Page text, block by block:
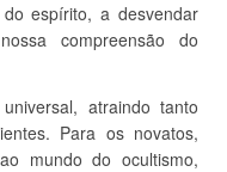
espírito, a desvendar
compreensão do
atraindo tanto
Para os novatos,
mundo do ocultismo,